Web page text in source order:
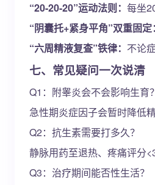
“20-20-20”运动法则： 每坐
“阴囊托+紧身平角”双重固定：
“六周精液复查”铁律： 不论
七、常见疑问一次说清
Q1：附睾炎会不会影响生育？
急性期炎症因子会暂时降低
Q2：抗生素需要打多久？
静脉用药至退热、疼痛评分
Q3：治疗期间能否性生活？